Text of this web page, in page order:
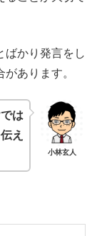
ばかり発言をし
あります。
小林玄人
は
え